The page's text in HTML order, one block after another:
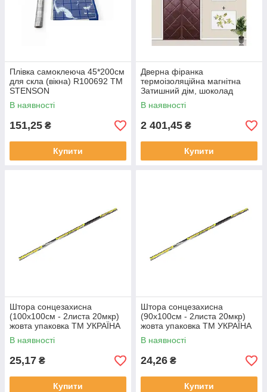
Плівка самоклеюча 45*200см
для скла (вікна) R100692 ТМ
STENSON
В наявності
151,25 ₴
Купити
Дверна фіранка
термоізоляційна магнітна
Затишний дім, шоколад
(83390001) 210х100x0,5см
ТМ Supretto
В наявності
2 401,45 ₴
Купити
Штора сонцезахисна
(100х100см - 2листа 20мкр)
жовта упаковка ТМ УКРАЇНА
В наявності
25,17 ₴
Купити
Штора сонцезахисна
(90х100см - 2листа 20мкр)
жовта упаковка ТМ УКРАЇНА
В наявності
24,26 ₴
Купити